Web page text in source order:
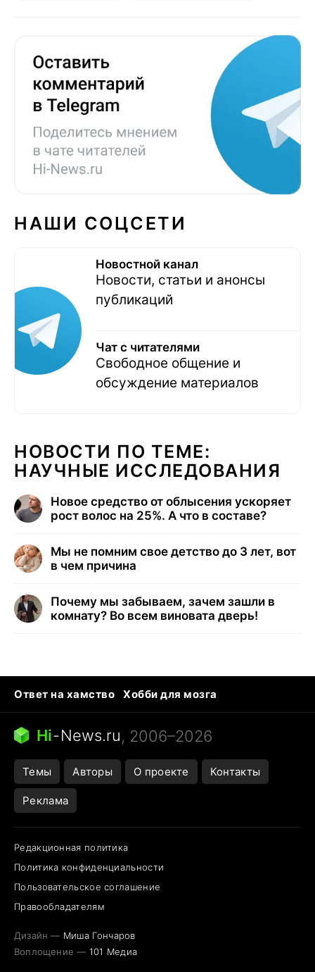
НАШИ СОЦСЕТИ
Новостной канал
Новости, статьи и анонсы
публикаций
Чат с читателями
Свободное общение и
обсуждение материалов
НОВОСТИ ПО ТЕМЕ:
НАУЧНЫЕ ИССЛЕДОВАНИЯ
Новое средство от облысения ускоряет
рост волос на 25%. А что в составе?
Мы не помним свое детство до 3 лет, вот
в чем причина
Почему мы забываем, зачем зашли в
комнату? Во всем виновата дверь!
Ответ на хамство
Хобби для мозга
Бензин 100 и 95
Тунцы в океанариуме
Следующая пандемия
Hi-News.ru, 2006–2026
Темы Авторы О проекте Контакты
Реклама
Редакционная политика
Политика конфиденциальности
Пользовательское соглашение
Правообладателям
Дизайн — Миша Гончаров
Воплощение — 101 Медиа